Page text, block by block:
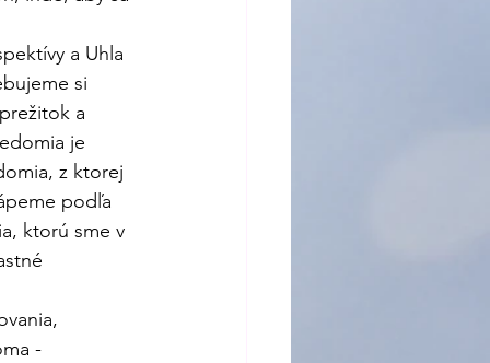
a Uhla
si
a
je
z ktorej
podľa
ktorú sme v
-